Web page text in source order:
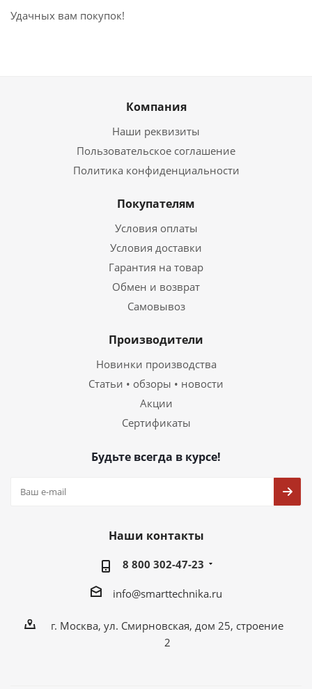
Удачных вам покупок!
Компания
Наши реквизиты
Пользовательское соглашение
Политика конфиденциальности
Покупателям
Условия оплаты
Условия доставки
Гарантия на товар
Обмен и возврат
Самовывоз
Производители
Новинки производства
Статьи • обзоры • новости
Акции
Сертификаты
Будьте всегда в курсе!
Наши контакты
8 800 302-47-23
info@smarttechnika.ru
г. Москва, ул. Смирновская, дом 25, строение
2